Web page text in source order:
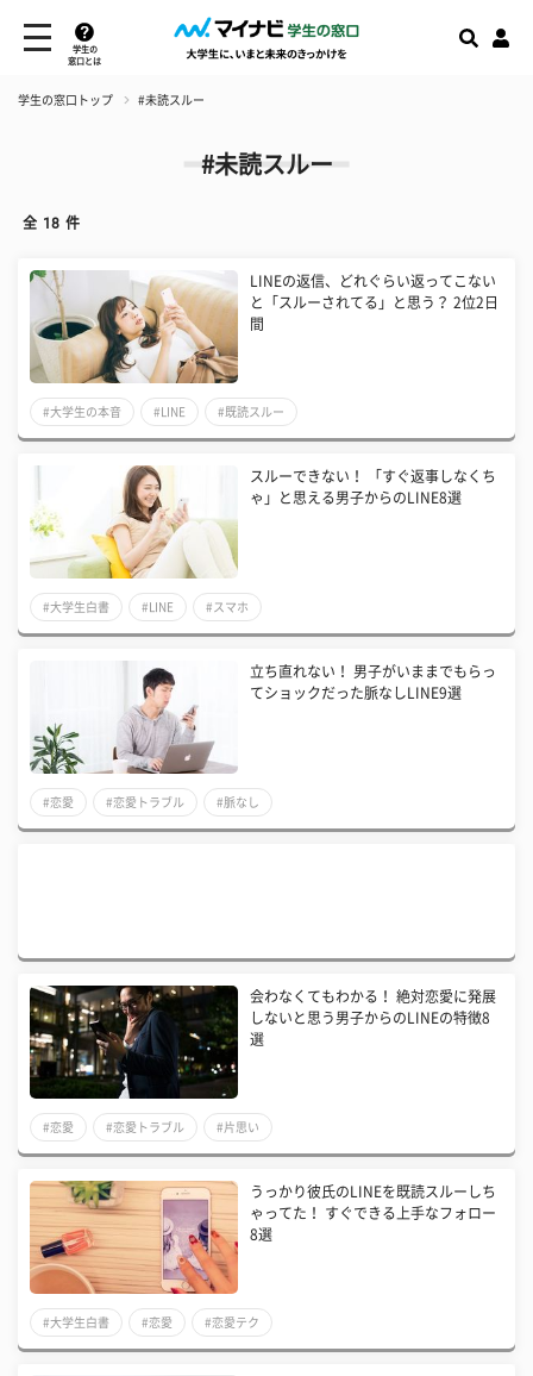
学生の
窓口とは
学生の窓口トップ #未読スルー
#未読スルー
全 18 件
LINEの返信、どれぐらい返ってこない
と「スルーされてる」と思う？ 2位2日
間
#大学生の本音 #LINE #既読スルー
スルーできない！ 「すぐ返事しなくち
ゃ」と思える男子からのLINE8選
#大学生白書 #LINE #スマホ
立ち直れない！ 男子がいままでもらっ
てショックだった脈なしLINE9選
#恋愛 #恋愛トラブル #脈なし
会わなくてもわかる！ 絶対恋愛に発展
しないと思う男子からのLINEの特徴8
選
#恋愛 #恋愛トラブル #片思い
うっかり彼氏のLINEを既読スルーしち
ゃってた！ すぐできる上手なフォロー
8選
#大学生白書 #恋愛 #恋愛テク